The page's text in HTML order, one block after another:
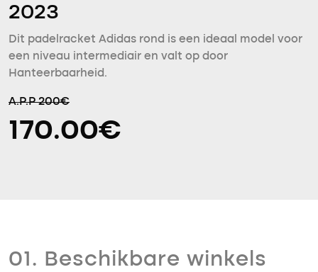
2023
Dit padelracket Adidas rond is een ideaal model voor
een niveau intermediair en valt op door
Hanteerbaarheid.
A.P.P 200€
170.00€
01. Beschikbare winkels